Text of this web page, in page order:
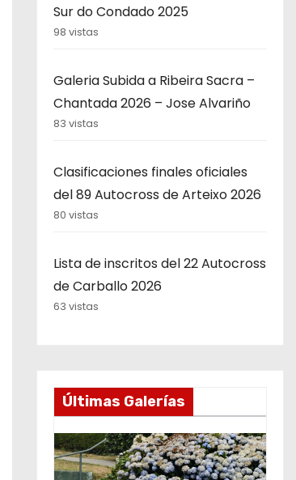
Sur do Condado 2025
98 vistas
Galeria Subida a Ribeira Sacra –
Chantada 2026 – Jose Alvariño
83 vistas
Clasificaciones finales oficiales
del 89 Autocross de Arteixo 2026
80 vistas
Lista de inscritos del 22 Autocross
de Carballo 2026
63 vistas
Últimas Galerías